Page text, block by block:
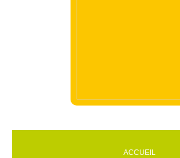
ACCUEIL